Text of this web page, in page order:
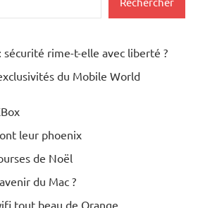
sécurité rime-t-elle avec liberté ?
du Mobile World
leur phoenix
de Noël
du Mac ?
tout beau de Orange